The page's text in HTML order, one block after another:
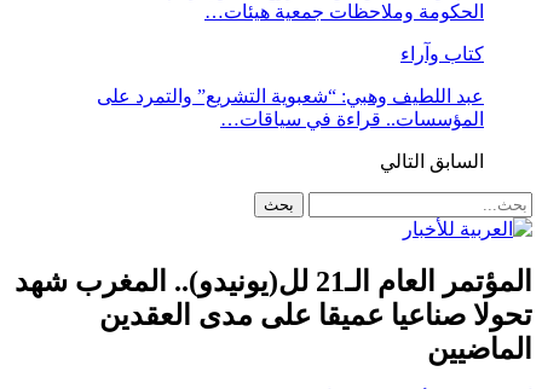
الحكومة وملاحظات جمعية هيئات…
كتاب وآراء
عبد اللطيف وهبي: “شعبوية التشريع” والتمرد على
المؤسسات.. قراءة في سياقات…
السابق التالي
المؤتمر العام الـ21 لل(يونيدو).. المغرب شهد
تحولا صناعيا عميقا على مدى العقدين
الماضيين